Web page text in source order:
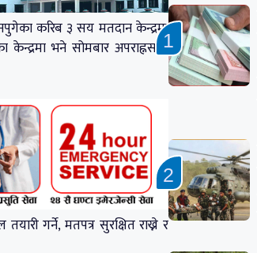
करिब ३ सय मतदान केन्द्रमा
भने सोमबार अपराह्नसम्म
गर्ने, मतपत्र सुरक्षित राख्ने र